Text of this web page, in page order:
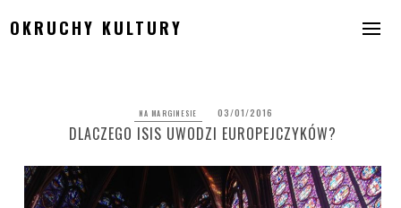
toOKRUCHY KULTURY
NA MARGINESIE 03/01/2016
DLACZEGO ISIS UWODZI EUROPEJCZYKÓW?